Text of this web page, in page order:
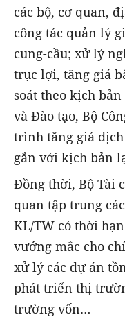
các bộ, cơ quan,
công tác quản lý
cung-cầu; xử lý
trục lợi, tăng giá
soát theo kịch bản
và Đào tạo, Bộ
trình tăng giá
gắn với kịch bản
Đồng thời, Bộ Tài
quan tập trung
KL/TW có thời
vướng mắc cho
xử lý các dự án
phát triển thị
trường vốn…